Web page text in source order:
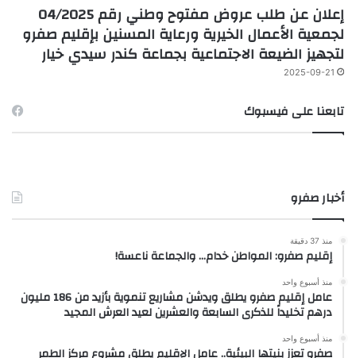
إعلان عن طلب عروض مفتوح وطني رقم 04/2025
لجمعية الأعمال الخيرية ورعاية المسنين بإقليم صفرو
لتجهيز الضيعة الاجتماعية بجماعة كندر سيدي خيار
2025-09-21
تابعنا على فيسبوك
أخبار صفرو
منذ 37 دقيقة
إقليم صفرو: المواطن خدام… والجماعة ناعسة!
منذ أسبوع واحد
عامل إقليم صفرو يطلق ويدشن مشاريع تنموية بأزيد من 186 مليون
درهم تخليداً للذكرى السابعة والعشرين لعيد العرش المجيد
منذ أسبوع واحد
صفرو تعزز بنيتها البيئية.. عامل الإقليم يطلق مشروع مركز الطمر